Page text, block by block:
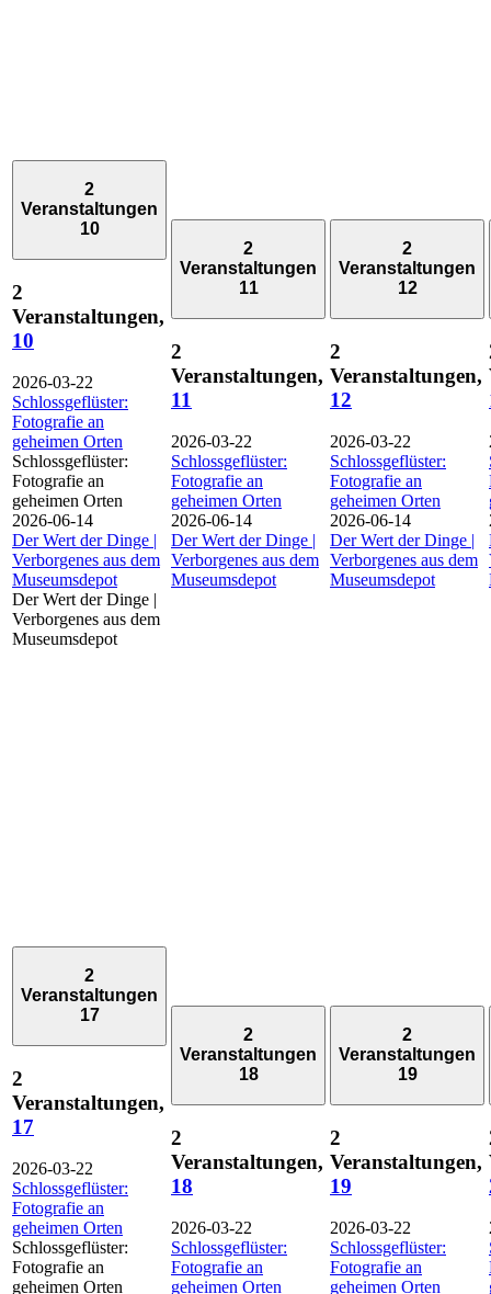
2
Veranstaltungen
10
2
Veranstaltungen,
10
2026-03-22
Schlossgeflüster:
Fotografie an
geheimen Orten
Schlossgeflüster:
Fotografie an
geheimen Orten
2026-06-14
Der Wert der Dinge |
Verborgenes aus dem
Museumsdepot
Der Wert der Dinge |
Verborgenes aus dem
Museumsdepot
2
Veranstaltungen
11
2
Veranstaltungen,
11
2026-03-22
Schlossgeflüster:
Fotografie an
geheimen Orten
2026-06-14
Der Wert der Dinge |
Verborgenes aus dem
Museumsdepot
2
Veranstaltungen
12
2
Veranstaltungen,
12
2026-03-22
Schlossgeflüster:
Fotografie an
geheimen Orten
2026-06-14
Der Wert der Dinge |
Verborgenes aus dem
Museumsdepot
2
Veranstaltungen
17
2
Veranstaltungen,
17
2026-03-22
Schlossgeflüster:
Fotografie an
geheimen Orten
Schlossgeflüster:
Fotografie an
geheimen Orten
2
Veranstaltungen
18
2
Veranstaltungen,
18
2026-03-22
Schlossgeflüster:
Fotografie an
geheimen Orten
2
Veranstaltungen
19
2
Veranstaltungen,
19
2026-03-22
Schlossgeflüster:
Fotografie an
geheimen Orten